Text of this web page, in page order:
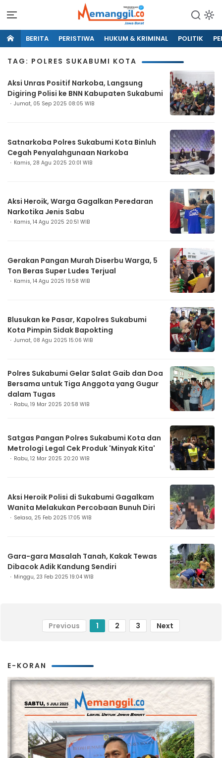
BERITA PERISTIWA HUKUM & KRIMINAL POLITIK
TAG: POLRES SUKABUMI KOTA
Aksi Unras Positif Narkoba, Langsung
Digiring Polisi ke BNN Kabupaten Sukabumi
Jumat, 05 Sep 2025 08:05 WIB
Satnarkoba Polres Sukabumi Kota Binluh
Cegah Penyalahgunaan Narkoba
Kamis, 28 Agu 2025 20:01 WIB
Aksi Heroik, Warga Gagalkan Peredaran
Narkotika Jenis Sabu
Kamis, 14 Agu 2025 20:51 WIB
Gerakan Pangan Murah Diserbu Warga, 5
Ton Beras Super Ludes Terjual
Kamis, 14 Agu 2025 19:58 WIB
Blusukan ke Pasar, Kapolres Sukabumi
Kota Pimpin Sidak Bapokting
Jumat, 08 Agu 2025 15:06 WIB
Polres Sukabumi Gelar Salat Gaib dan Doa
Bersama untuk Tiga Anggota yang Gugur
dalam Tugas
Rabu, 19 Mar 2025 20:58 WIB
Satgas Pangan Polres Sukabumi Kota dan
Metrologi Legal Cek Produk 'Minyak Kita'
Rabu, 12 Mar 2025 20:20 WIB
Aksi Heroik Polisi di Sukabumi Gagalkam
Wanita Melakukan Percobaan Bunuh Diri
Selasa, 25 Feb 2025 17:05 WIB
Gara-gara Masalah Tanah, Kakak Tewas
Dibacok Adik Kandung Sendiri
Minggu, 23 Feb 2025 19:04 WIB
Previous 1 2 3 Next
E-KORAN